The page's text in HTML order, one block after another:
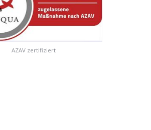
AZAV zertifiziert